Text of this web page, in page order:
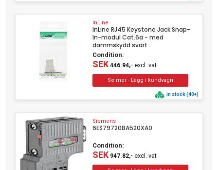
InLine
InLine RJ45 Keystone Jack Snap-
In-modul Cat.6a - med
dammskydd svart
Condition:
SEK446.94,- excl. vat
in stock (40+)
Siemens
6ES79720BA520XA0
Condition:
SEK947.82,- excl. vat